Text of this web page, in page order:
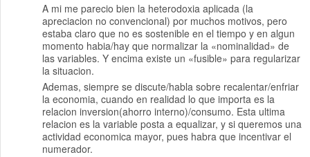
A mi me parecio bien la heterodoxia aplicada (la
apreciacion no convencional) por muchos motivos, pero
estaba claro que no es sostenible en el tiempo y en algun
momento habia/hay que normalizar la «nominalidad» de
las variables. Y encima existe un «fusible» para regularizar
la situacion.
Ademas, siempre se discute/habla sobre recalentar/enfriar
la economia, cuando en realidad lo que importa es la
relacion inversion(ahorro interno)/consumo. Esta ultima
relacion es la variable posta a equalizar, y si queremos una
actividad economica mayor, pues habra que incentivar el
numerador.